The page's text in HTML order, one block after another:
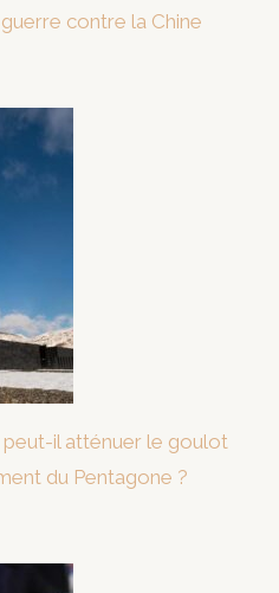
contre la Chine
peut-il atténuer le goulot
du Pentagone ?